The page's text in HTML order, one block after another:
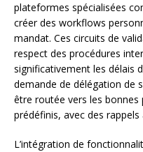
plateformes spécialisées
créer des workflows
mandat. Ces circuits de
respect des procédures
significativement les délais
demande de délégation de
être routée vers les bonnes
prédéfinis, avec des
L’intégration de